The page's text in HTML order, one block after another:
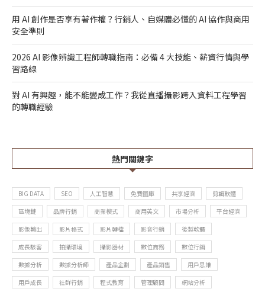
用 AI 創作是否享有著作權？行銷人、自媒體必懂的 AI 協作與商用
安全準則
2026 AI 影像辨識工程師轉職指南：必備 4 大技能、薪資行情與學
習路線
對 AI 有興趣，能不能變成工作？我從直播攝影跨入資料工程學習
的轉職經驗
熱門關鍵字
BIG DATA SEO 人工智慧 免費圖庫 共享經濟
剪輯軟體
區塊鏈
品牌行銷 商業模式 商用英文 市場分析
平台經濟
影像輸出
影片格式 影片轉檔 影音行銷
後製軟體
成長駭客
拍攝環境 攝影器材 數位商務
數位行銷
數據分析
數據分析師 產品企劃 產品銷售
用戶思維
用戶成長
社群行銷 程式教育 管理顧問
網站分析